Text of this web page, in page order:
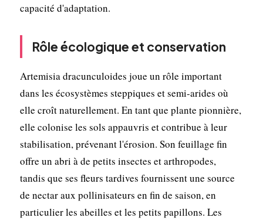
capacité d'adaptation.
Rôle écologique et conservation
Artemisia dracunculoides joue un rôle important
dans les écosystèmes steppiques et semi-arides où
elle croît naturellement. En tant que plante pionnière,
elle colonise les sols appauvris et contribue à leur
stabilisation, prévenant l'érosion. Son feuillage fin
offre un abri à de petits insectes et arthropodes,
tandis que ses fleurs tardives fournissent une source
de nectar aux pollinisateurs en fin de saison, en
particulier les abeilles et les petits papillons. Les